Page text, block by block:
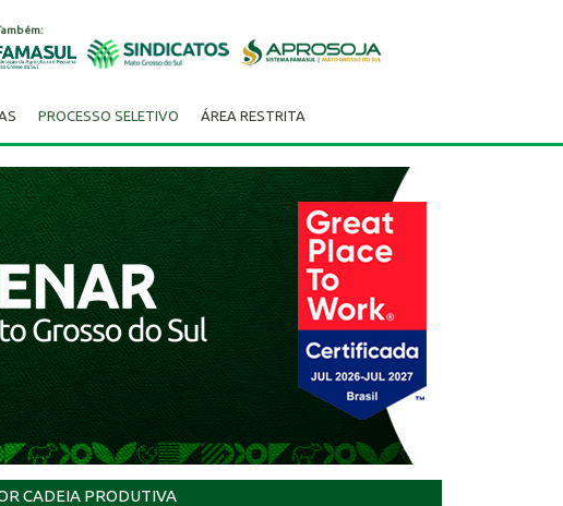
PROCESSO SELETIVO
ÁREA RESTRITA
CADEIA PRODUTIVA